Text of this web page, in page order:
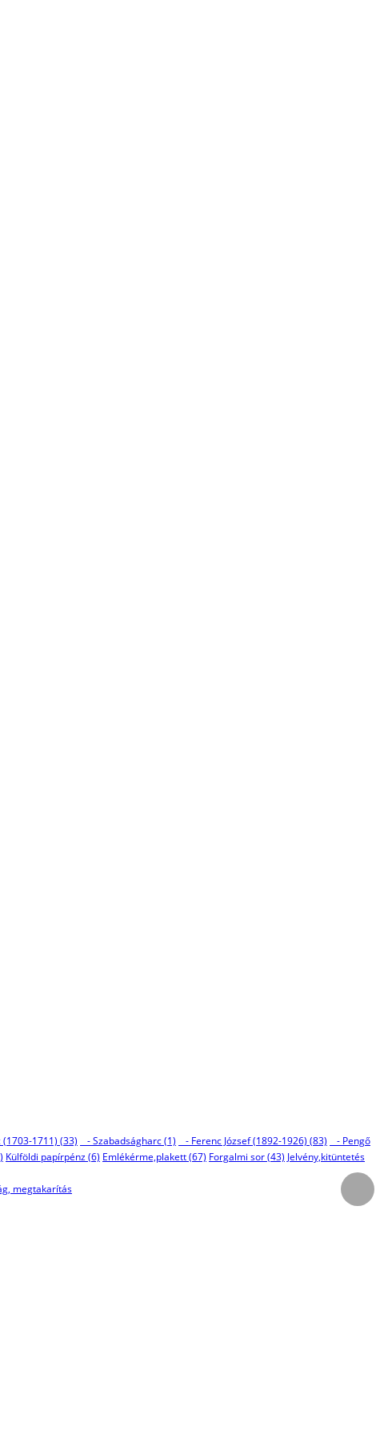
1711) (33) - Szabadságharc (1) - Ferenc József (1892-1926) (83)
- Pengő
Külföldi papírpénz (6) Emlékérme,plakett (67) Forgalmi sor (43) Jelvény,kitüntetés